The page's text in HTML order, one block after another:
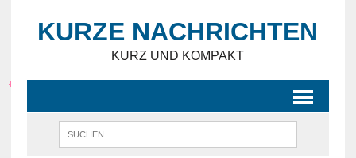
KURZE NACHRICHTEN
KURZ UND KOMPAKT